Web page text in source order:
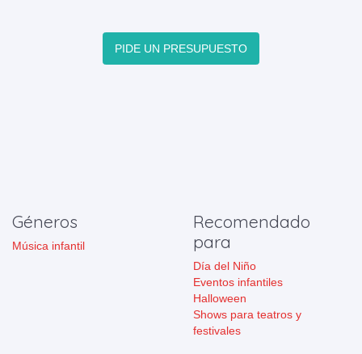
PIDE UN PRESUPUESTO
Géneros
Música infantil
Recomendado
para
Día del Niño
Eventos infantiles
Halloween
Shows para teatros y
festivales